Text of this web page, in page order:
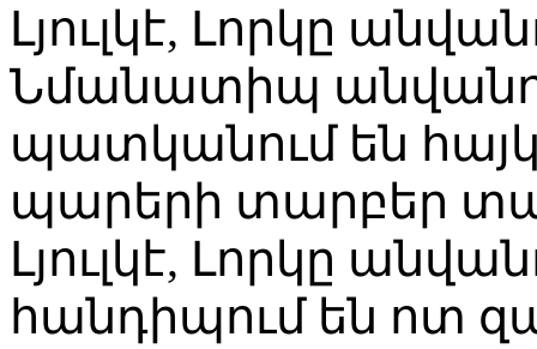
Լյուլկէ, Լորկը
Նմանատիպ
պատկանում են
պարերի տարբեր
Լյուլկէ, Լորկը
հանդիպում են ոտ